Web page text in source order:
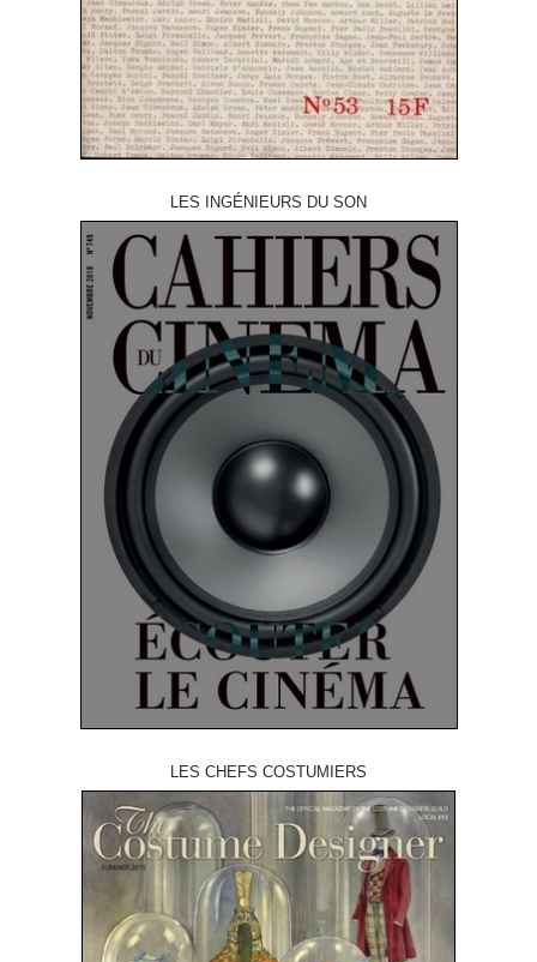
LES INGÉNIEURS DU SON
LES CHEFS COSTUMIERS